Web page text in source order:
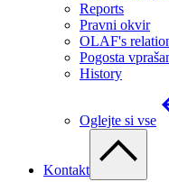
Reports
Pravni okvir
OLAF's
Pogosta
History
Oglejte si vse
Kontakt